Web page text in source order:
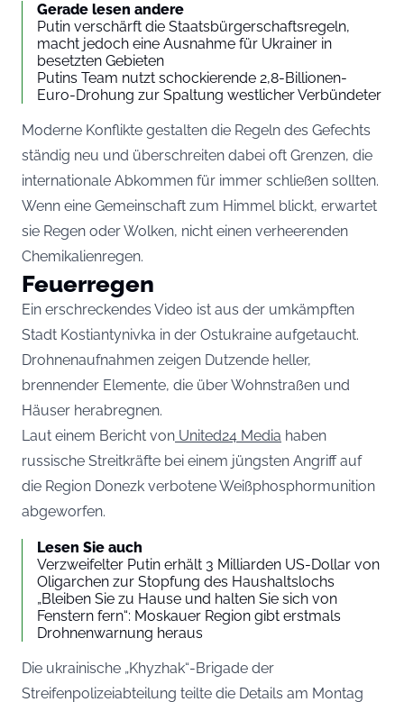
Gerade lesen andere
Putin verschärft die Staatsbürgerschaftsregeln,
macht jedoch eine Ausnahme für Ukrainer in
besetzten Gebieten
Putins Team nutzt schockierende 2,8-Billionen-
Euro-Drohung zur Spaltung westlicher Verbündeter
Moderne Konflikte gestalten die Regeln des Gefechts
ständig neu und überschreiten dabei oft Grenzen, die
internationale Abkommen für immer schließen sollten.
Wenn eine Gemeinschaft zum Himmel blickt, erwartet
sie Regen oder Wolken, nicht einen verheerenden
Chemikalienregen.
Feuerregen
Ein erschreckendes Video ist aus der umkämpften
Stadt Kostiantynivka in der Ostukraine aufgetaucht.
Drohnenaufnahmen zeigen Dutzende heller,
brennender Elemente, die über Wohnstraßen und
Häuser herabregnen.
Laut einem Bericht von United24 Media haben
russische Streitkräfte bei einem jüngsten Angriff auf
die Region Donezk verbotene Weißphosphormunition
abgeworfen.
Lesen Sie auch
Verzweifelter Putin erhält 3 Milliarden US-Dollar von
Oligarchen zur Stopfung des Haushaltslochs
„Bleiben Sie zu Hause und halten Sie sich von
Fenstern fern“: Moskauer Region gibt erstmals
Drohnenwarnung heraus
Die ukrainische „Khyzhak“-Brigade der
Streifenpolizeiabteilung teilte die Details am Montag